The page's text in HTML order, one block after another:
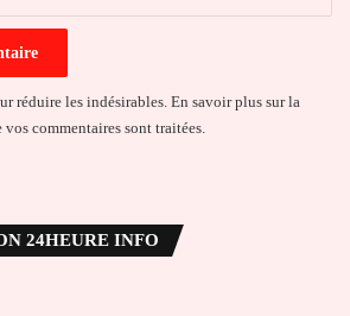
réduire les indésirables. En savoir plus sur la
commentaires sont traitées.
24HEURE INFO